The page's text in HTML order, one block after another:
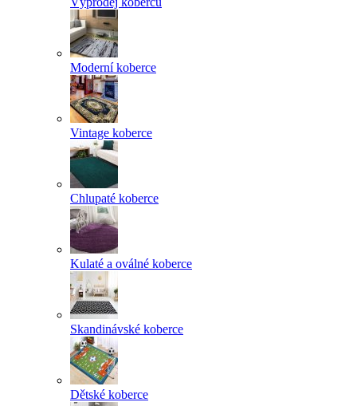
Moderní koberce
Vintage koberce
Chlupaté koberce
Kulaté a oválné koberce
Skandinávské koberce
Dětské koberce